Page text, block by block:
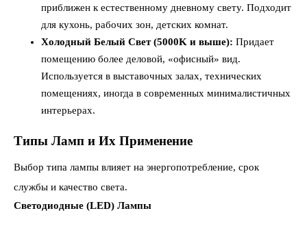
приближен к естественному дневному свету. Подходит
для кухонь, рабочих зон, детских комнат.
Холодный Белый Свет (5000K и выше): Придает
помещению более деловой, «офисный» вид.
Используется в выставочных залах, технических
помещениях, иногда в современных минималистичных
интерьерах.
Типы Ламп и Их Применение
Выбор типа лампы влияет на энергопотребление, срок
службы и качество света.
Светодиодные (LED) Лампы